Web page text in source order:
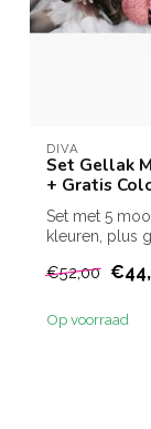
DIVA
Set Gellak
+ Gratis
Set met 5
kleuren, plus
€52,00
Op voorraad